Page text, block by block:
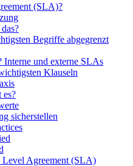
(SLA)?
Begriffe abgegrenzt
Interne und externe SLAs
Klauseln
sicherstellen
Level Agreement (SLA)